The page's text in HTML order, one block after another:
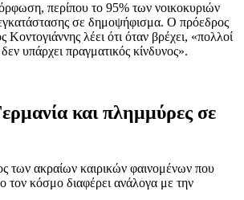
περίπου το 95% των νοικοκυριών
σε δημοψήφισμα. Ο πρόεδρος
Κοντογιάννης λέει ότι όταν βρέχει, «πολλοί
υπάρχει πραγματικός κίνδυνος».
και πλημμύρες σε
των ακραίων καιρικών φαινομένων που
τον κόσμο διαφέρει ανάλογα με την